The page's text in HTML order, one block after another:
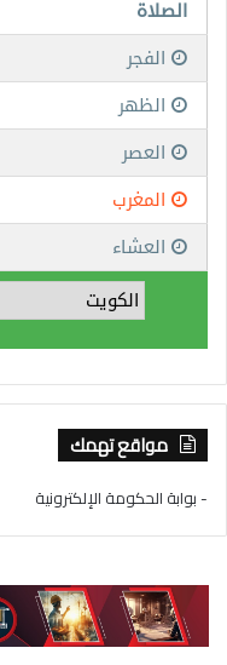
مواقع تهمك
- بوابة الحكومة الإلكترونية